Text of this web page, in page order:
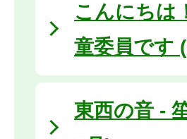
こんにちは
童委員です
東西の音 -